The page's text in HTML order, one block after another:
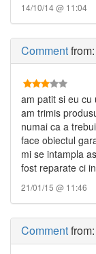
14/10/14 @ 11:04
Commentfrom:
am patit si eu cu
am trimis
numai ca a
face obiectul
mi se intampla
fost reparate ci
21/01/15 @ 11:46
Commentfrom: